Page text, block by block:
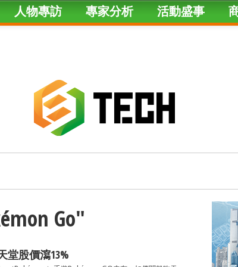
人物專訪 專家分析 活動盛事
Go"
堂股價瀉13%